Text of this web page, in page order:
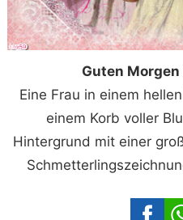
Guten
Eine Frau in einem
einem Korb voller
Hintergrund mit einer